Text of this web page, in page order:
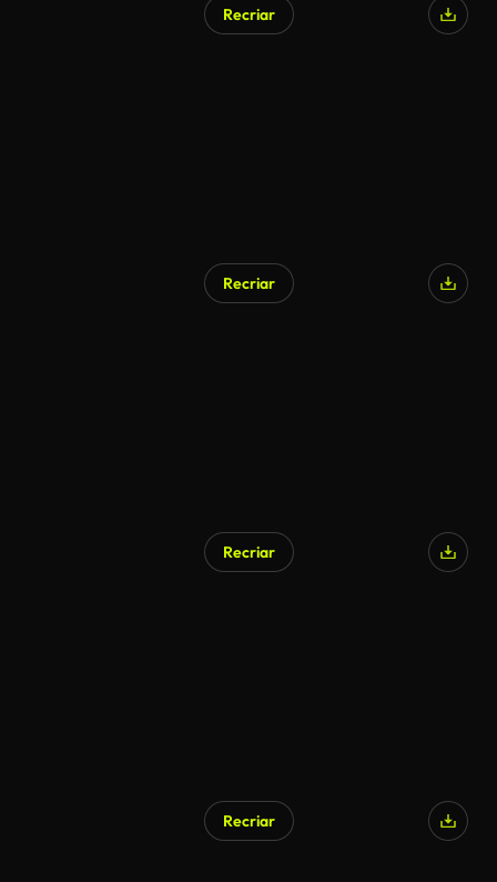
Recriar
Recriar
Recriar
Recriar